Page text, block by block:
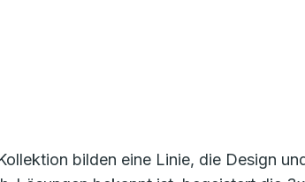
bilden eine Linie, die Design